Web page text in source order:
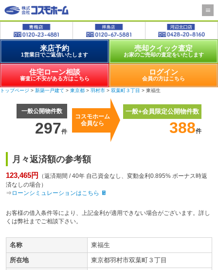
来店予約
1営業日でご返信いたします
売却クイック査定
お家のご売却の査定をいたします
住宅ローン相談
審査に不安がある方はこちら
ログイン
会員の方はこちら
トップページ > 新築一戸建て > 東京都 > 羽村市 > 双葉町３丁目 > 東福生
一般公開物件数
297件
コスモホーム
会員なら
一般+会員限定公開物件数
388件
月々返済額の参考額
123,465円
（返済期間 / 40年 自己資金なし、変動金利0.895% ボーナス時返
済なしの場合）
⇒ ローンシミュレーションはこちら
お客様の借入条件等により、上記金利が適用できない場合がございます。詳し
くは弊社までご相談下さい。
名称 東福生
所在地 東京都羽村市双葉町３丁目